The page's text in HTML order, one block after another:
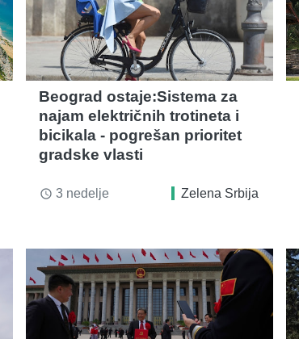
Beograd ostaje:Sistema za
najam električnih trotineta i
bicikala - pogrešan prioritet
gradske vlasti
access_time 3 nedelje Zelena Srbija